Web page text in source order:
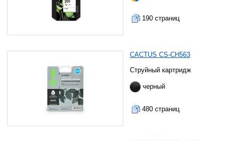
190 страниц
CACTUS CS-CH563
Струйный картридж
черный
480 страниц